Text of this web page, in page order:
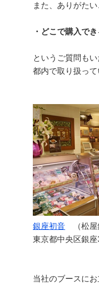
また、ありがたい
・どこで購入で
というご質問も
都内で取り扱って
銀座初音 （松屋
東京都中央区銀
当社のブースに